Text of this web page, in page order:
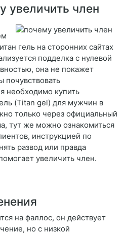
увеличить член
гель на сторонних сайтах
подделка с нулевой
она не покажет
почувствовать
необходимо купить
(Titan gel) для мужчин в
только через официальный
тут же можно ознакомиться
инструкцией по
развод или правда
увеличить член.
на фаллос, он действует
но с низкой